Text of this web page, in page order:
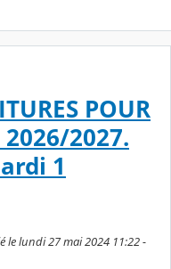
POUR
2026/2027.
1
lundi 27 mai 2024 11:22 -